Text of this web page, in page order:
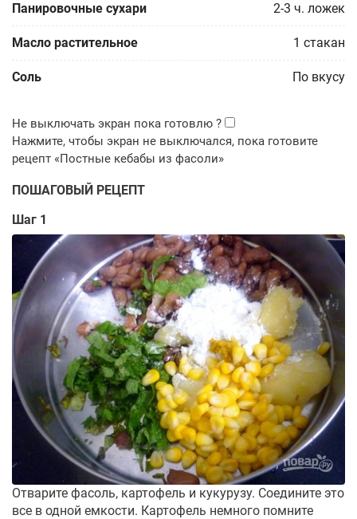
Панировочные сухари 2-3 ч. ложек
Масло растительное 1 стакан
Соль По вкусу
ПОШАГОВЫЙ РЕЦЕПТ
Шаг 1
Отварите фасоль, картофель и кукурузу. Соедините это
все в одной емкости. Картофель немного помните